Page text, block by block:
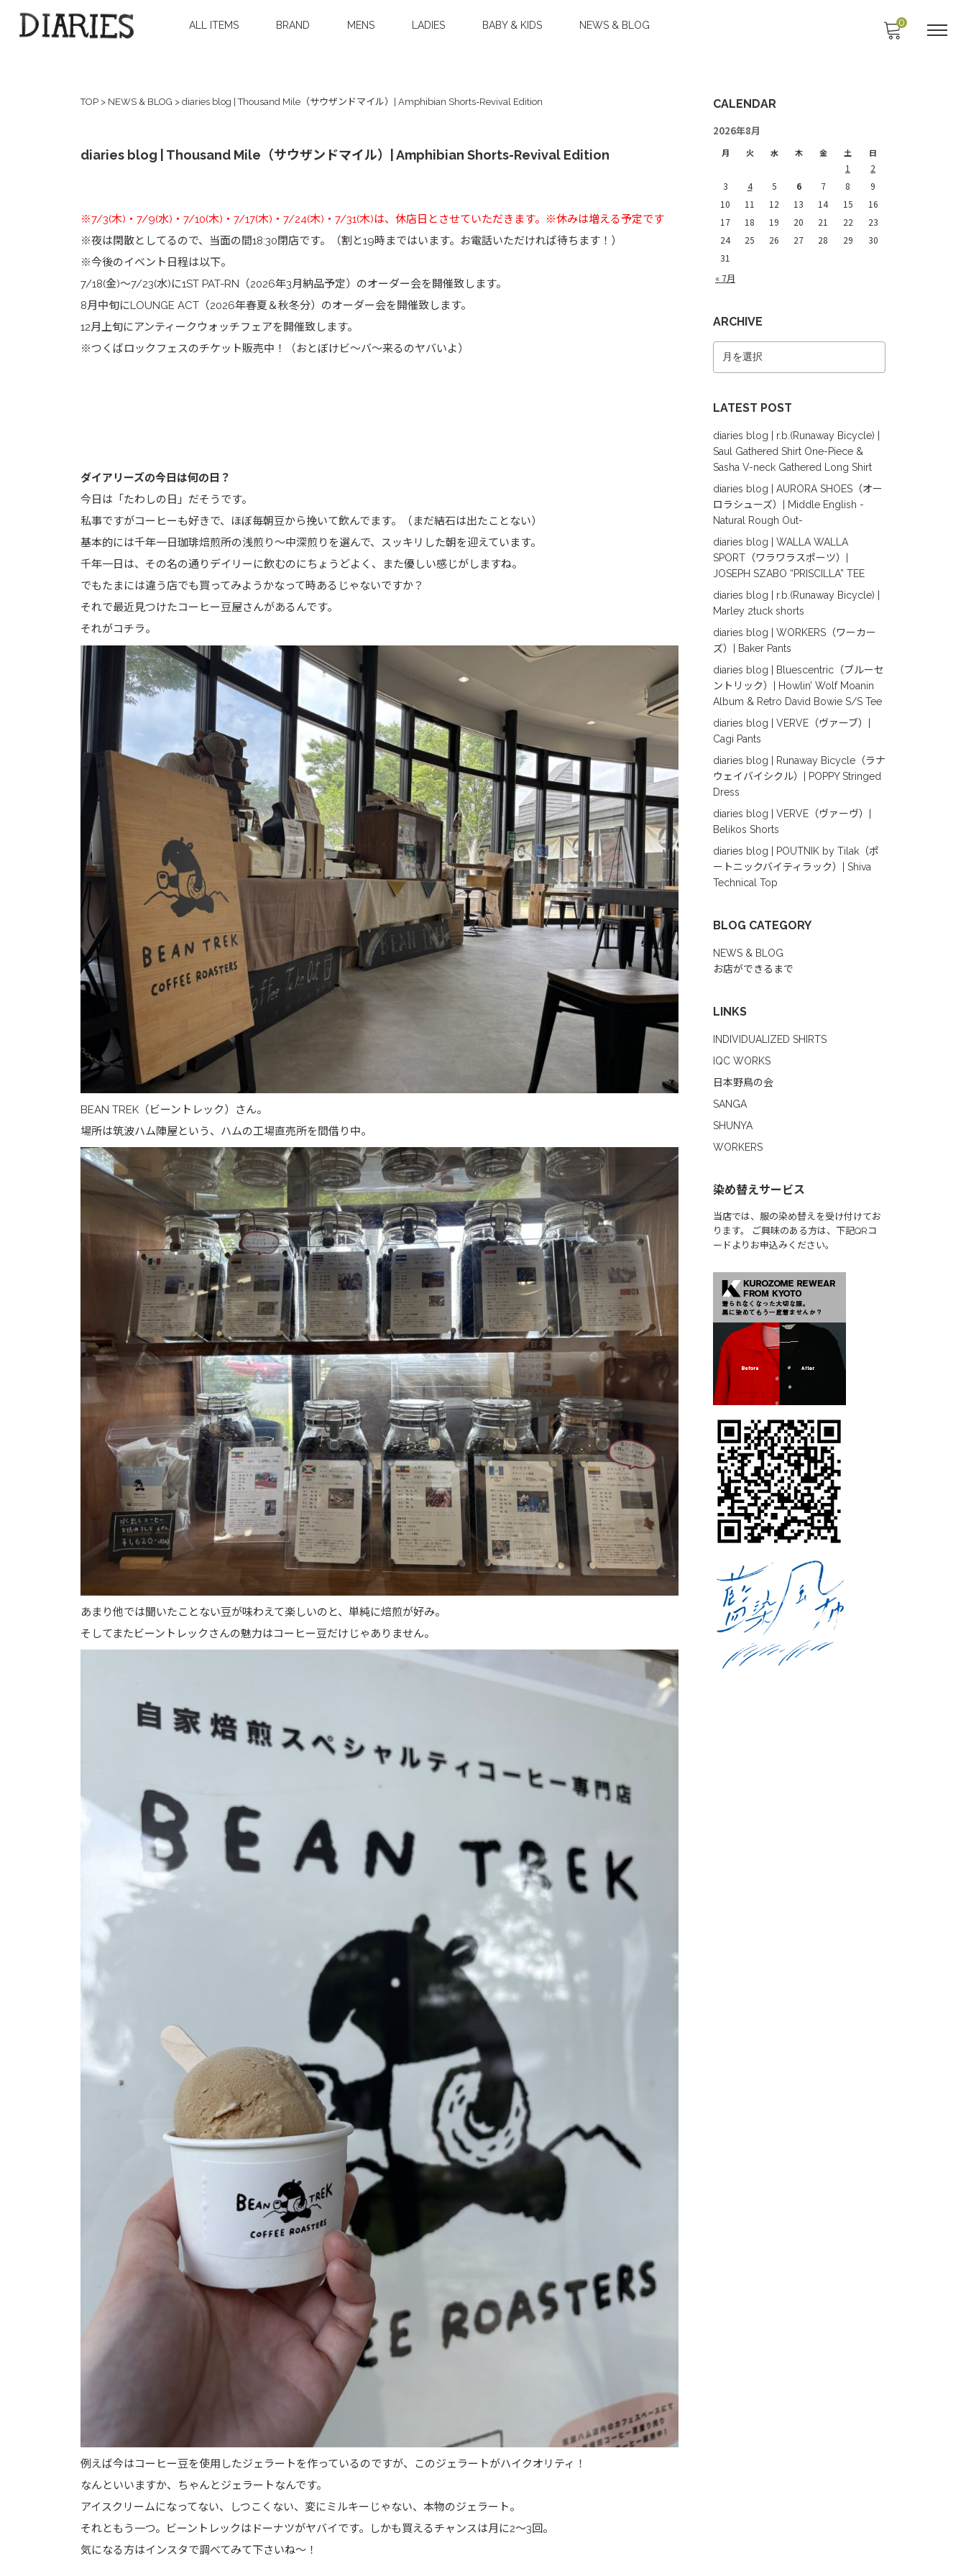
ALL ITEMS BRAND MENS LADIES BABY & KIDS NEWS & BLOG 0
TOP > NEWS & BLOG > diaries blog | Thousand Mile（サウザンドマイル）| Amphibian Shorts-Revival Edition
diaries blog | Thousand Mile（サウザンドマイル）| Amphibian Shorts-Revival Edition
※7/3(木)・7/9(水)・7/10(木)・7/17(木)・7/24(木)・7/31(木)は、休店日とさせていただきます。※休みは増える予定です
※夜は閑散としてるので、当面の間18:30閉店です。（割と19時まではいます。お電話いただければ待ちます！）
※今後のイベント日程は以下。
7/18(金)～7/23(水)に1ST PAT-RN（2026年3月納品予定）のオーダー会を開催致します。
8月中旬にLOUNGE ACT（2026年春夏＆秋冬分）のオーダー会を開催致します。
12月上旬にアンティークウォッチフェアを開催致します。
※つくばロックフェスのチケット販売中！（おとぼけビ～バ～来るのヤバいよ）
ダイアリーズの今日は何の日？
今日は「たわしの日」だそうです。
私事ですがコーヒーも好きで、ほぼ毎朝豆から挽いて飲んでます。（まだ結石は出たことない）
基本的には千年一日珈琲焙煎所の浅煎り～中深煎りを選んで、スッキリした朝を迎えています。
千年一日は、その名の通りデイリーに飲むのにちょうどよく、また優しい感じがしますね。
でもたまには違う店でも買ってみようかなって時あるじゃないですか？
それで最近見つけたコーヒー豆屋さんがあるんです。
それがコチラ。
BEAN TREK（ビーントレック）さん。
場所は筑波ハム陣屋という、ハムの工場直売所を間借り中。
あまり他では聞いたことない豆が味わえて楽しいのと、単純に焙煎が好み。
そしてまたビーントレックさんの魅力はコーヒー豆だけじゃありません。
例えば今はコーヒー豆を使用したジェラートを作っているのですが、このジェラートがハイクオリティ！
なんといいますか、ちゃんとジェラートなんです。
アイスクリームになってない、しつこくない、変にミルキーじゃない、本物のジェラート。
それともう一つ。ビーントレックはドーナツがヤバイです。しかも買えるチャンスは月に2～3回。
気になる方はインスタで調べてみて下さいね～！
CALENDAR
2026年8月
月 火 水 木 金 土 日
« 7月
1
2
3
4 5 6 7 8
9
10
11 12 13 14 15
16
17
18 19 20 21 22
23
24
25 26 27 28 29
30
31
ARCHIVE
LATEST POST
diaries blog | r.b.(Runaway Bicycle) |
Saul Gathered Shirt One-Piece &
Sasha V-neck Gathered Long Shirt
diaries blog | AURORA SHOES（オー
ロラシューズ）| Middle English -
Natural Rough Out-
diaries blog | WALLA WALLA
SPORT（ワラワラスポーツ）|
JOSEPH SZABO “PRISCILLA” TEE
diaries blog | r.b.(Runaway Bicycle) |
Marley 2tuck shorts
diaries blog | WORKERS（ワーカー
ズ）| Baker Pants
diaries blog | Bluescentric（ブルーセ
ントリック）| Howlin’ Wolf Moanin
Album & Retro David Bowie S/S Tee
diaries blog | VERVE（ヴァーブ）|
Cagi Pants
diaries blog | Runaway Bicycle（ラナ
ウェイバイシクル）| POPPY Stringed
Dress
diaries blog | VERVE（ヴァーヴ）|
Belikos Shorts
diaries blog | POUTNIK by Tilak（ポ
ートニックバイティラック）| Shiva
Technical Top
BLOG CATEGORY
NEWS & BLOG
お店ができるまで
LINKS
INDIVIDUALIZED SHIRTS
IQC WORKS
日本野鳥の会
SANGA
SHUNYA
WORKERS
染め替えサービス
当店では、服の染め替えを受け付けてお
ります。 ご興味のある方は、下記QRコ
ードよりお申込みください。